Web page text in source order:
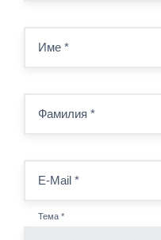
Име *
Фамилия *
E-Mail *
Тема *